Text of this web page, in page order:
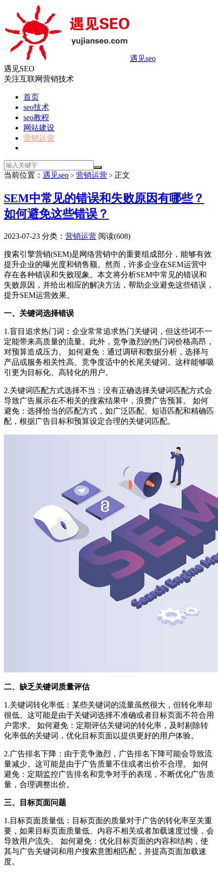
遇见seo
遇见SEO
关注互联网营销技术
首页
seo技术
seo教程
网站建设
营销运营
当前位置： 遇见seo > 营销运营 > 正文
SEM中常见的错误和失败原因有哪些？
如何避免这些错误？
2023-07-23 分类： 营销运营 阅读(608)
搜索引擎营销(SEM)是网络营销中的重要组成部分，能够有效
提升企业的曝光度和销售额。然而，许多企业在SEM运营中
存在各种错误和失败现象。本文将分析SEM中常见的错误和
失败原因，并给出相应的解决方法，帮助企业避免这些错误，
提升SEM运营效果。
一、关键词选择错误
1.盲目追求热门词：企业常常追求热门关键词，但这些词不一
定能带来高质量的流量。此外，竞争激烈的热门词价格高昂，
对预算造成压力。 如何避免：通过调研和数据分析，选择与
产品或服务相关性高、竞争度适中的长尾关键词。这样能够吸
引更为目标化、高转化的用户。
2.关键词匹配方式选择不当：没有正确选择关键词匹配方式会
导致广告展示在不相关的搜索结果中，浪费广告预算。 如何
避免：选择恰当的匹配方式，如广泛匹配、短语匹配和精确匹
配，根据广告目标和预算设定合理的关键词匹配。
二、缺乏关键词质量评估
1.关键词转化率低：某些关键词的流量虽然很大，但转化率却
很低。这可能是由于关键词选择不准确或者目标页面不符合用
户需求。 如何避免：定期评估关键词的转化率，及时剔除转
化率低的关键词，优化目标页面以提供更好的用户体验。
2.广告排名下降：由于竞争激烈，广告排名下降可能会导致流
量减少。这可能是由于广告质量不佳或者出价不合理。 如何
避免：定期监控广告排名和竞争对手的表现，不断优化广告质
量，合理调整出价。
三、目标页面问题
1.目标页面质量低：目标页面的质量对于广告的转化率至关重
要，如果目标页面质量低、内容不相关或者加载速度过慢，会
导致用户流失。 如何避免：优化目标页面的内容和结构，使
其与广告关键词和用户搜索意图相匹配，并提高页面加载速
度。